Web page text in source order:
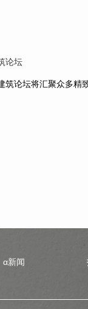
论坛
筑论坛将汇聚众多精
α新闻